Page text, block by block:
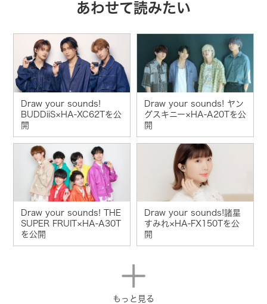
あわせて読みたい
Draw your sounds!
BUDDiiS×HA-XC62Tを公
開
Draw your sounds! ヤン
グスキニー×HA-A20Tを公
開
Draw your sounds! THE
SUPER FRUIT×HA-A30T
を公開
Draw your sounds!諸星
すみれ×HA-FX150Tを公
開
もっと見る